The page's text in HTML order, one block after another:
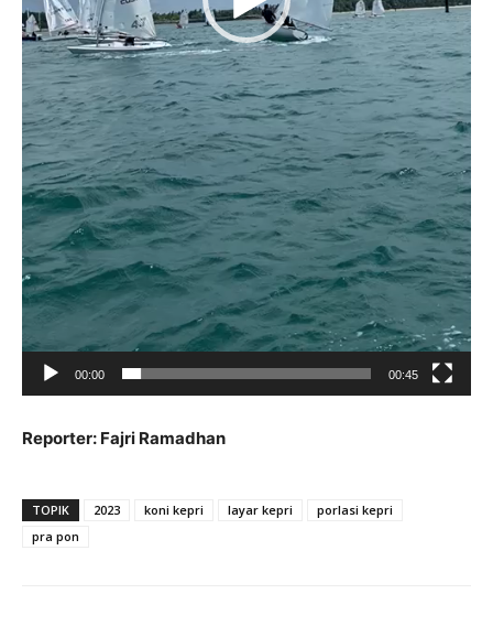
00:00 00:45
Reporter: Fajri Ramadhan
TOPIK 2023 koni kepri layar kepri
porlasi kepri
pra pon